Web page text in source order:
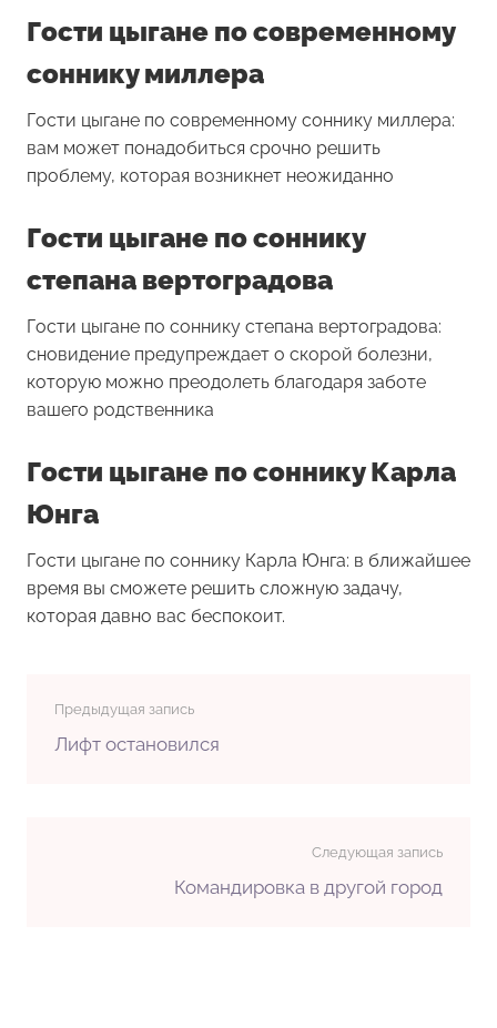
Гости цыгане по современному
соннику миллера
Гости цыгане по современному соннику миллера:
вам может понадобиться срочно решить
проблему, которая возникнет неожиданно
Гости цыгане по соннику
степана вертоградова
Гости цыгане по соннику степана вертоградова:
сновидение предупреждает о скорой болезни,
которую можно преодолеть благодаря заботе
вашего родственника
Гости цыгане по соннику Карла
Юнга
Гости цыгане по соннику Карла Юнга: в ближайшее
время вы сможете решить сложную задачу,
которая давно вас беспокоит.
Предыдущая запись
Лифт остановился
Следующая запись
Командировка в другой город